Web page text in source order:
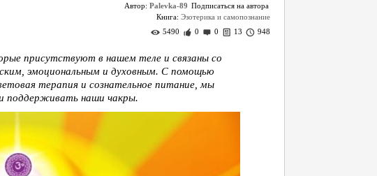
Автор: Palevka-89
Книга: Эзотерика и самопознание
5490
0 0 13 948
присутствуют в нашем теле и связаны со
эмоциональным и духовным. С помощью
терапия и сознательное питание, мы
поддерживать наши чакры.